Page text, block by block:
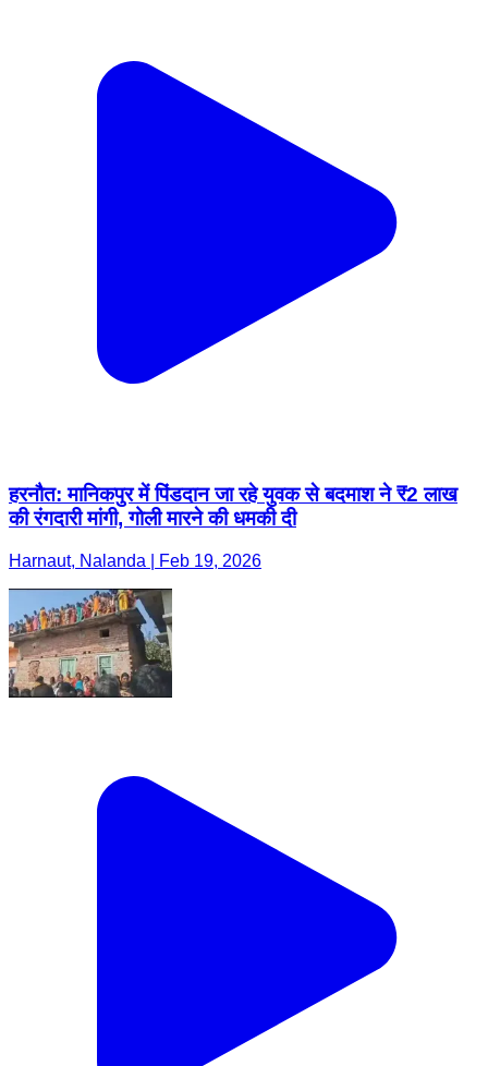
हरनौत: मानिकपुर में पिंडदान जा रहे युवक से बदमाश ने ₹2 लाख
की रंगदारी मांगी, गोली मारने की धमकी दी
Harnaut, Nalanda | Feb 19, 2026